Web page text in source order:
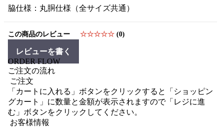
脇仕様：丸胴仕様（全サイズ共通）
この商品のレビュー ☆☆☆☆☆ (0)
レビューを書く
ORDER FLOW
ご注文の流れ
ご注文
「カートに入れる」ボタンをクリックすると「ショッピン
グカート」に数量と金額が表示されますので「レジに進
む」ボタンをクリックしてください。
お客様情報